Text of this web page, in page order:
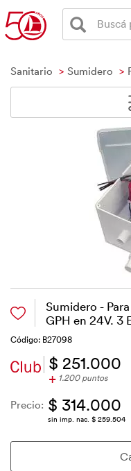
Buscá
Sanitario
Sumidero
Sumidero -
GPH en 24V. 3
Código: B27098
$ 251.000
+ 1.200 puntos
Precio: $ 314.000
sin imp. nac. $ 259.504